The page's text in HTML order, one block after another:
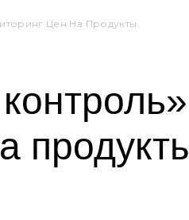
Цен На Продукты